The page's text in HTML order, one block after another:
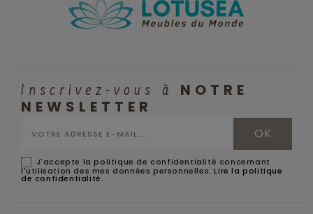
Inscrivez-vous à
NOTRE
NEWSLETTER
J'accepte la politique de confidentialité concernant
l'utilisation des mes données personnelles.Lire la politique
de confidentialité.